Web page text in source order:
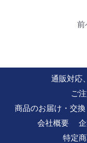
前
通販対応
ご
商品のお届け・交
会社概要
特定